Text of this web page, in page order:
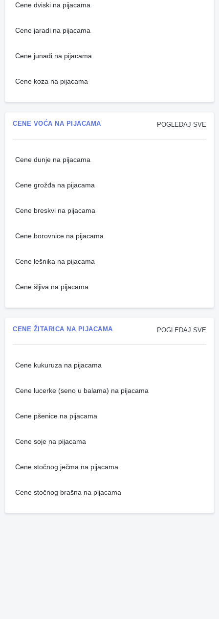
Cene dviski na pijacama
Cene jaradi na pijacama
Cene junadi na pijacama
Cene koza na pijacama
POGLEDAJ SVE
CENE VOĆA NA PIJACAMA
Cene dunje na pijacama
Cene grožđa na pijacama
Cene breskvi na pijacama
Cene borovnice na pijacama
Cene lešnika na pijacama
Cene šljiva na pijacama
POGLEDAJ SVE
CENE ŽITARICA NA PIJACAMA
Cene kukuruza na pijacama
Cene lucerke (seno u balama) na pijacama
Cene pšenice na pijacama
Cene soje na pijacama
Cene stočnog ječma na pijacama
Cene stočnog brašna na pijacama